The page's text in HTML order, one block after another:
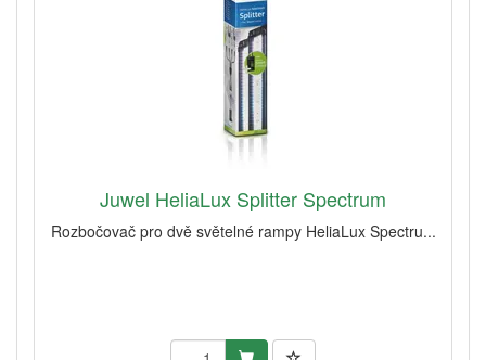
Juwel HeliaLux Splitter Spectrum
Rozbočovač pro dvě světelné rampy HeliaLux Spectru...